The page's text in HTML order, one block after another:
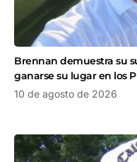
Brennan demuestra su
ganarse su lugar en los
10 de agosto de 2026